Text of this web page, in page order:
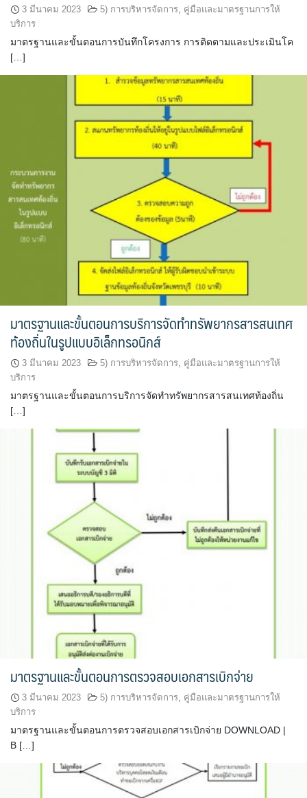
3 มีนาคม 2023 5) การบริหารจัดการ, คู่มือและมาตรฐานการให้
บริการ
มาตรฐานและขั้นตอนการบันทึกโครงการ การติดตามและประเมินโค
[…]
มาตรฐานและขั้นตอนการบริการจัดทำทรัพยากรสารสนเทศ
ท้องถิ่นในรูปแบบอิเล็กทรอนิกส์
3 มีนาคม 2023 5) การบริหารจัดการ คู่มือและมาตรฐานการให้
บริการ
มาตรฐานและขั้นตอนการบริการจัดทำทรัพยากรสารสนเทศท้องถิ่น
[…]
มาตรฐานและขั้นตอนการตรวจสอบเอกสารเบิกจ่าย
3 มีนาคม 2023 5) การบริหารจัดการ คู่มือและมาตรฐานการให้
บริการ
มาตรฐานและขั้นตอนการตรวจสอบเอกสารเบิกจ่าย DOWNLOAD |
B […]